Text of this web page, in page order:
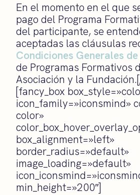
En el momento en el que
pago del Programa
del participante, se
aceptadas las cláusulas
Condiciones Generales
de Programas Formativos
Asociación y la
[fancy_box
icon_family=»iconsmind»
color»
box_alignment=»left»
border_radius=»default»
image_loading=»default»
min_height=»200″]